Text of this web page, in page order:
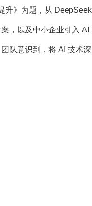
》为题，从 DeepSeek
，以及中小企业引入 AI
队意识到，将 AI 技术深